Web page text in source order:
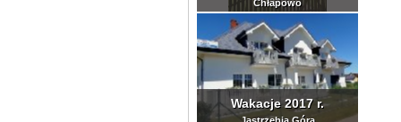
Chłapowo
Wakacje 2017 r.